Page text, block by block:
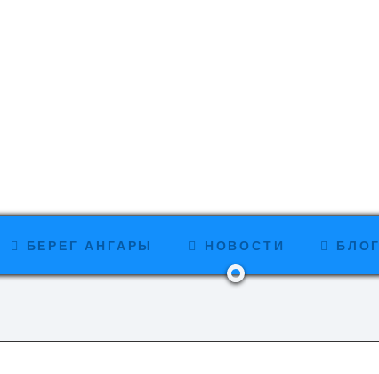
БЕРЕГ АНГАРЫ НОВОСТИ БЛОГ